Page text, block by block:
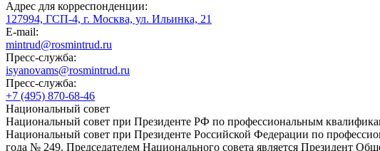
Адрес для корреспонденции:
127994, ГСП-4, г. Москва, ул. Ильинка, 21
E-mail:
mintrud@rosmintrud.ru
Пресс-служба:
isyanovams@rosmintrud.ru
Пресс-служба:
+7 (495) 870-68-46
Национальный совет
Национальный совет при Президенте РФ по профессиональным
Национальный совет при Президенте Российской Федерации по
года № 249. Председателем Национального совета является Президент